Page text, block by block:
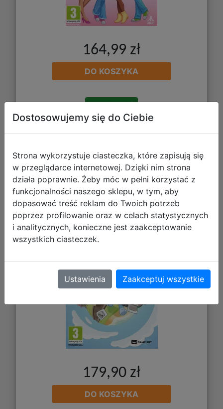
164,99 zł
DO KOSZYKA
Galeria zdjęć
Bluey's Happy Snaps Deluxe Edition
(NS)
179,90 zł
DO KOSZYKA
Dostosowujemy się do Ciebie
Strona wykorzystuje ciasteczka, które zapisują się
w przeglądarce internetowej. Dzięki nim strona
działa poprawnie. Żeby móc w pełni korzystać z
funkcjonalności naszego sklepu, w tym, aby
dopasować treść reklam do Twoich potrzeb
poprzez profilowanie oraz w celach statystycznych
i analitycznych, konieczne jest zaakceptowanie
wszystkich ciasteczek.
Ustawienia Zaakceptuj wszystkie